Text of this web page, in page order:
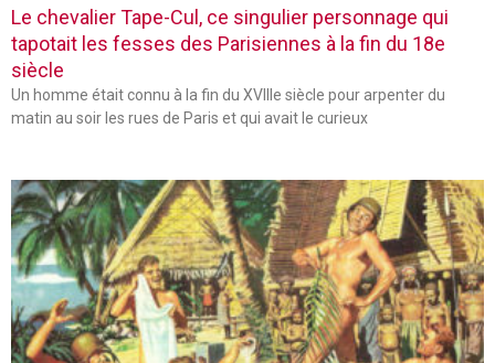
Le chevalier Tape-Cul, ce singulier personnage qui
tapotait les fesses des Parisiennes à la fin du 18e
siècle
Un homme était connu à la fin du XVIIIe siècle pour arpenter du
matin au soir les rues de Paris et qui avait le curieux